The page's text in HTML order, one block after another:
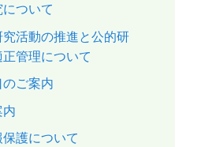
ついて
活動の推進と公的研
管理について
ご案内
内
護について